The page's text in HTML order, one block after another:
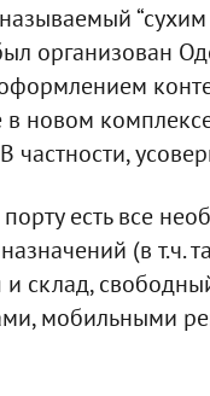
организован
оформлением
в новом
частности,
есть все
(в т.ч.
склад,
мобильными